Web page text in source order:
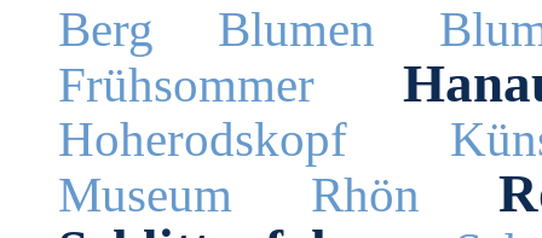
Berg Blumen
Frühsommer
Hoherodskopf
Museum
Rhön